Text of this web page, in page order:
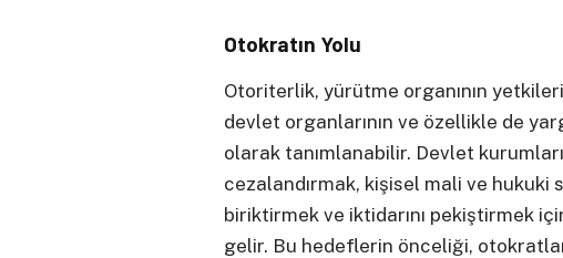
Otokratın Yolu
Otoriterlik, yürütme organının
devlet organlarının ve özellikle de
olarak tanımlanabilir. Devlet
cezalandırmak, kişisel mali ve hukuki
biriktirmek ve iktidarını pekiştirmek
gelir. Bu hedeflerin önceliği,